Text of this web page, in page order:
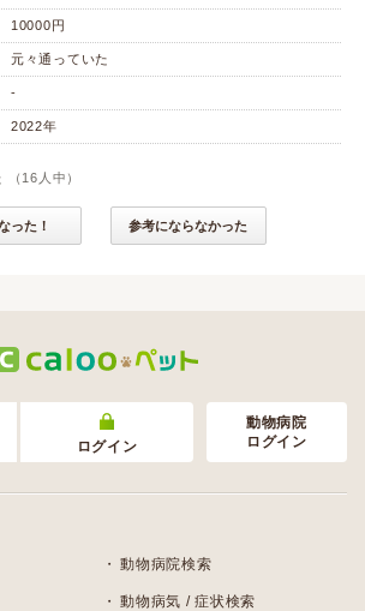
10000円
元々通っていた
-
2022年
（ 16 人中）
った！ 参考にならなかった
ログイン
動物病院
ログイン
動物病院検索
動物病気 / 症状検索